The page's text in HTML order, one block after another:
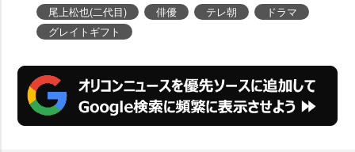
尾上松也(二代目) 俳優 テレ朝
ドラマ
グレイトギフト